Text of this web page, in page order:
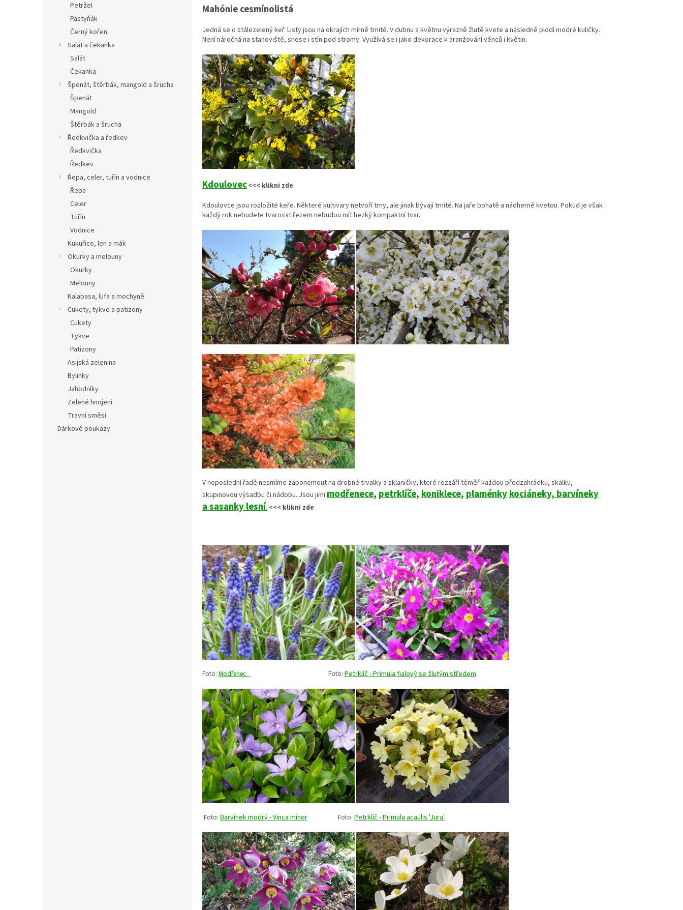
Petržel
Pastyňák
Černý kořen
Salát a čekanka
Salát
Čekanka
Špenát, štěrbák, mangold a šrucha
Špenát
Mangold
Štěrbák a šrucha
Ředkvička a ředkev
Ředkvička
Ředkev
Řepa, celer, tuřín a vodnice
Řepa
Celer
Tuřín
Vodnice
Kukuřice, len a mák
Okurky a melouny
Okurky
Melouny
Kalabasa, lufa a mochyně
Cukety, tykve a patizony
Cukety
Tykve
Patizony
Asijská zelenina
Bylinky
Jahodníky
Zelené hnojení
Travní směsi
Dárkové poukazy
Mahónie cesmínolistá
Jedná se o stálezelený keř. Listy jsou na okrajích mírně trnité. V dubnu a květnu výrazně žlutě kvete a následně plodí modré kuličky.
Není náročná na stanoviště, snese i stín pod stromy. Využívá se i jako dekorace k aranžování věnců i květin.
Kdoulovec<<< klikni zde
Kdoulovce jsou rozložité keře. Některé kultivary netvoří trny, ale jinak bývají trnité. Na jaře bohatě a nádherně kvetou. Pokud je však
každý rok nebudete tvarovat řezem nebudou mít hezký kompaktní tvar.
V neposlední řadě nesmíme zaponemout na drobné trvalky a sklaničky, které rozzáří téměř každou předzahrádku, skalku,
skupinovou výsadbu či nádobu. Jsou jimi modřenece, petrklíče, koniklece, plaménkykociáneky, barvíneky
asasanky lesní. <<< klikni zde
Foto: Modřenec Foto: Petrklíč - Primula fialový se žlutým středem
Foto: Barvínek modrý - Vinca minor Foto: Petrklíč - Primula acaulis 'Jura'